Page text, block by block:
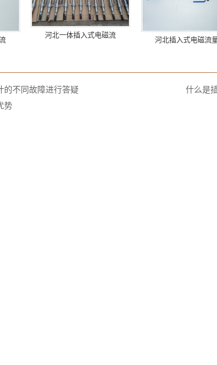
河北一体插入式电磁流
河北插入式电磁流
的不同故障进行答疑
什么是
势